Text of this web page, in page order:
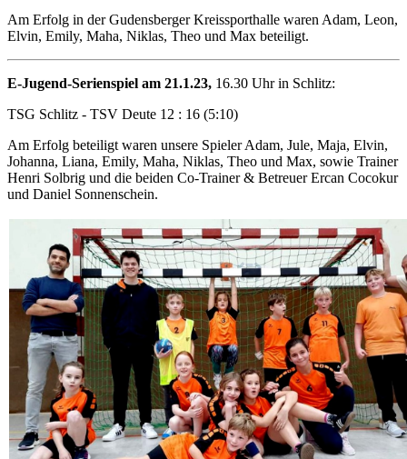
Am Erfolg in der Gudensberger Kreissporthalle waren Adam, Leon,
Elvin, Emily, Maha, Niklas, Theo und Max beteiligt.
E-Jugend-Serienspiel am 21.1.23, 16.30 Uhr in Schlitz:
TSG Schlitz - TSV Deute 12 : 16 (5:10)
Am Erfolg beteiligt waren unsere Spieler Adam, Jule, Maja, Elvin,
Johanna, Liana, Emily, Maha, Niklas, Theo und Max, sowie Trainer
Henri Solbrig und die beiden Co-Trainer & Betreuer Ercan Cocokur
und Daniel Sonnenschein.